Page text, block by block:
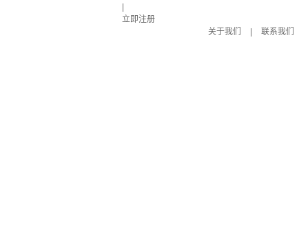
立即注册
关于我们
联系我们